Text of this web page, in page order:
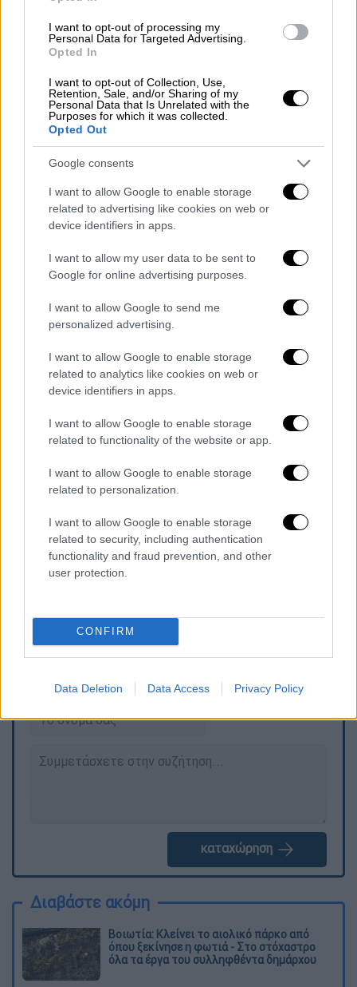
I want to opt-out of processing my
Personal Data for Targeted Advertising.
Opted In
I want to opt-out of Collection, Use,
Retention, Sale, and/or Sharing of my
Personal Data that Is Unrelated with the
Purposes for which it was collected.
Opted Out
Google consents
I want to allow Google to enable storage
related to advertising like cookies on web or
device identifiers in apps.
I want to allow my user data to be sent to
Google for online advertising purposes.
I want to allow Google to send me
personalized advertising.
I want to allow Google to enable storage
related to analytics like cookies on web or
device identifiers in apps.
I want to allow Google to enable storage
related to functionality of the website or app.
I want to allow Google to enable storage
related to personalization.
I want to allow Google to enable storage
related to security, including authentication
functionality and fraud prevention, and other
user protection.
CONFIRM
Data Deletion Data Access Privacy Policy
Στέλεχος του υπουργείου σημείωσε στον
ΑΝΤ1 ότι «ηκαραντίνα ισχύει για τις
κτηνοτροφικές μονάδες
ακόμη και σε περιοχές όπου δεν έχει
εντοπισθεί κρούσμα ευλογιάς των
αιγοπροβάτων». Από την πλευρά τους, όμως,
κτηνοτρόφοιυπογραμμίζουν ότι, τα μέτρα
της πολιτείας δεν είναι επαρκή, για τη ζημιά
που έχουν υποστεί, περιγράφοντας τη
δύσκολη κατάσταση στην οποία βρίσκονται.
Όπως εξήγησαν οι ίδιοι οι κτηνοτρόφοι της
Φλώρινας, δεν είναι δυνατόν να τηρηθεί το
μέτρο της υποχρεωτικής καραντίνας καθώς,
για τα αιγοπρόβατα. Την ίδια στιγμή, στην
Αχαΐα, πάνω από 15.000 ζώα έχουν ελεγχθεί
από τις κτηνιατρικές υπηρεσίες της
Περιφέρειας Δυτικής Ελλάδας. Έως τώρα,
δεν έχει βρεθεί κανένα κρούσμα.
Τα σχολιά σας δημοσιεύονται άμεσα με δική σας ευθύνη. Το
διαγράφονται
καταχώρηση
Διαβάστε ακόμη
Βοιωτία: Κλείνει το αιολικό πάρκο από
όπου ξεκίνησε η φωτιά - Στο στόχαστρο
όλα τα έργα του συλληφθέντα δημάρχου